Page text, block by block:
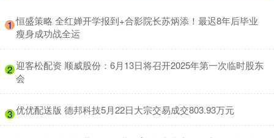
1 ​恒盛策略 全红婵开学报到+合影院长苏炳添！最迟8年后毕业
瘦身成功战全运
2 ​迎客松配资 顺威股份：6月13日将召开2025年第一次临时股东
会
3 ​优优配送版 德邦科技5月22日大宗交易成交803.93万元